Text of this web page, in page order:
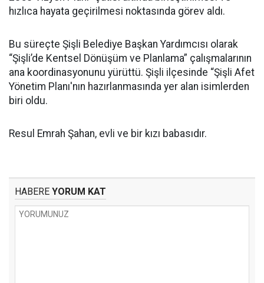
hızlıca hayata geçirilmesi noktasında görev aldı.
Bu süreçte Şişli Belediye Başkan Yardımcısı olarak
“Şişli’de Kentsel Dönüşüm ve Planlama” çalışmalarının
ana koordinasyonunu yürüttü. Şişli ilçesinde “Şişli Afet
Yönetim Planı'nın hazırlanmasında yer alan isimlerden
biri oldu.
Resul Emrah Şahan, evli ve bir kızı babasıdır.
HABERE YORUM KAT